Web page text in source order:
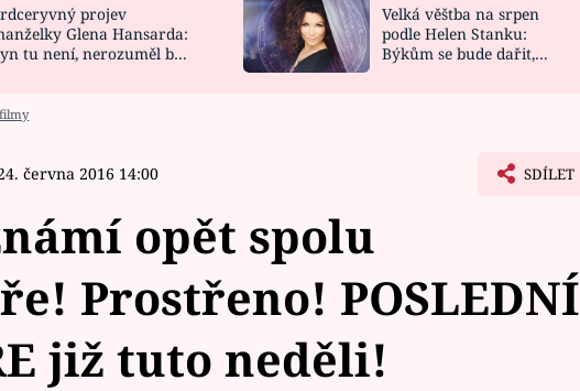
CELEBRITY
VAŘENÍ
NOVINKY
VIDEORECEPTY
projev
Glena Hansarda:
tu není, nerozuměl by
Velká věštba na srpen
podle Helen Stanku:
Býkům se bude dařit,
června 2016 14:00 SDÍLET
opět spolu
Prostřeno! POSLEDNÍ
již tuto neděli!